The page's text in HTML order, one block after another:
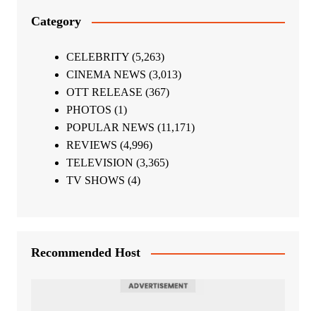
Category
CELEBRITY(5,263)
CINEMA NEWS (3,013)
OTT RELEASE (367)
PHOTOS (1)
POPULAR NEWS (11,171)
REVIEWS (4,996)
TELEVISION (3,365)
TV SHOWS (4)
Recommended Host